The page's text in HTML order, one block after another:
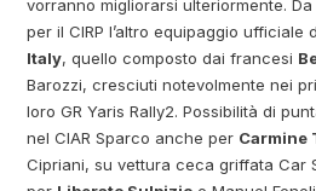
vorranno migliorarsi ulteriormente.
per il CIRP l’altro equipaggio ufficiale
Italy, quello composto dai francesi
Barozzi, cresciuti notevolmente nei
loro GR Yaris Rally2. Possibilità di
nel CIAR Sparco anche per Carmine
Cipriani, su vettura ceca griffata Car